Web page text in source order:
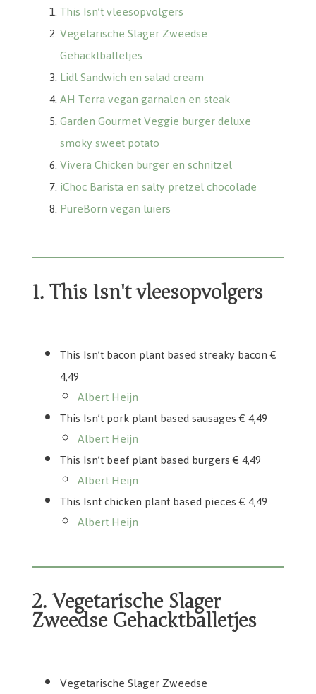
This Isn’t vleesopvolgers
Vegetarische Slager Zweedse
Gehacktballetjes
Lidl Sandwich en salad cream
AH Terra vegan garnalen en steak
Garden Gourmet Veggie burger deluxe
smoky sweet potato
Vivera Chicken burger en schnitzel
iChoc Barista en salty pretzel chocolade
PureBorn vegan luiers
1. This Isn't vleesopvolgers
This Isn’t bacon plant based streaky bacon €
4,49
Albert Heijn
This Isn’t pork plant based sausages € 4,49
Albert Heijn
This Isn’t beef plant based burgers € 4,49
Albert Heijn
This Isnt chicken plant based pieces € 4,49
Albert Heijn
2. Vegetarische Slager
Zweedse Gehacktballetjes
Vegetarische Slager Zweedse